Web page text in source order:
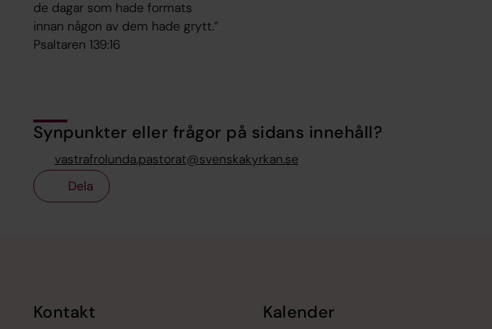
de dagar som hade formats
innan någon av dem hade grytt.”
Psaltaren 139:16
Synpunkter eller frågor på sidans innehåll?
vastrafrolunda.pastorat@svenskakyrkan.se
Dela
Kontakt Kalender